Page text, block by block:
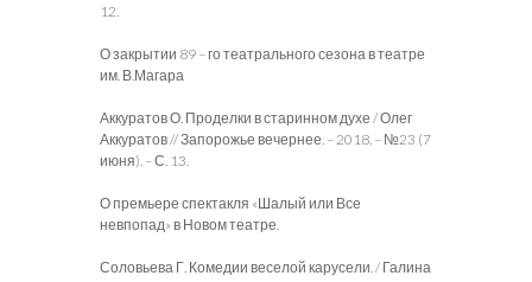
12.
О закрытии 89 – го театрального сезона в театре
им. В.Магара
Аккуратов О. Проделки в старинном духе / Олег
Аккуратов // Запорожье вечернее. – 2018. – №23 (7
июня). – С. 13.
О премьере спектакля «Шалый или Все
невпопад» в Новом театре.
Соловьева Г. Комедии веселой карусели. / Галина